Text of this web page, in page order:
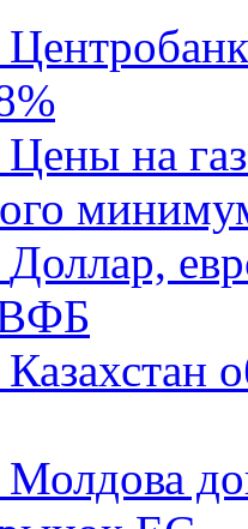
Цены на
Доллар,
Казахстан
Молдова